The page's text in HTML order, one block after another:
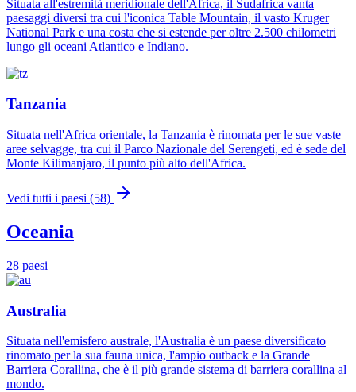
Situata all'estremità meridionale dell'Africa, il Sudafrica vanta
paesaggi diversi tra cui l'iconica Table Mountain, il vasto Kruger
National Park e una costa che si estende per oltre 2.500 chilometri
lungo gli oceani Atlantico e Indiano.
Tanzania
Situata nell'Africa orientale, la Tanzania è rinomata per le sue vaste
aree selvagge, tra cui il Parco Nazionale del Serengeti, ed è sede del
Monte Kilimanjaro, il punto più alto dell'Africa.
Vedi tutti i paesi (58)
Oceania
28 paesi
Australia
Situata nell'emisfero australe, l'Australia è un paese diversificato
rinomato per la sua fauna unica, l'ampio outback e la Grande
Barriera Corallina, che è il più grande sistema di barriera corallina al
mondo.